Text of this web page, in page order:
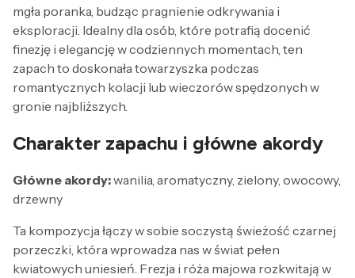
mgła poranka, budząc pragnienie odkrywania i
eksploracji. Idealny dla osób, które potrafią docenić
finezję i elegancję w codziennych momentach, ten
zapach to doskonała towarzyszka podczas
romantycznych kolacji lub wieczorów spędzonych w
gronie najbliższych.
Charakter zapachu i główne akordy
Główne akordy:wanilia, aromatyczny, zielony, owocowy,
drzewny
Ta kompozycja łączy w sobie soczystą świeżość czarnej
porzeczki, która wprowadza nas w świat pełen
kwiatowych uniesień. Frezja i róża majowa rozkwitają w